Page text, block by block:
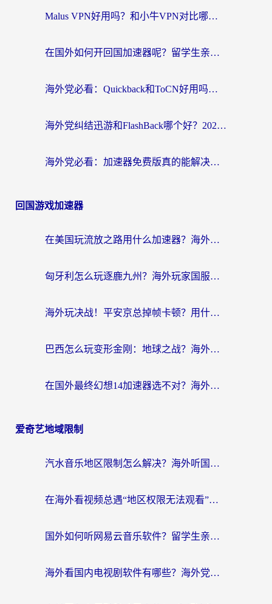
Malus VPN好用吗？和小牛VPN对比哪个回国效果更好？海外党亲测实用指南
在国外如何开回国加速器呢？留学生亲测的无缝访问国内资源指南
海外党必看：Quickback和ToCN好用吗？3分钟选对回国加速器的实用指南
海外党纠结迅游和FlashBack哪个好？2026实用指南教你选对回国加速器
海外党必看：加速器免费版真的能解决回国访问难题吗？附实用选择指南
回国游戏加速器
在美国玩流放之路用什么加速器？海外党国服游戏不卡顿的终极攻略
匈牙利怎么玩逐鹿九州？海外玩家国服游戏加速器终极指南（附永劫无间荣耀新三国解决方案）
海外玩决战！平安京总掉帧卡顿？用什么加速器比较好？实测指南来了
巴西怎么玩变形金刚：地球之战？海外玩家国服游戏加速终极指南（附新诛仙延迟密室逃脱18解决办法）
在国外最终幻想14加速器选不对？海外玩家的国服游戏加速避坑指南
爱奇艺地域限制
汽水音乐地区限制怎么解决？海外听国内音乐的实用指南来了
在海外看视频总遇“地区权限无法观看”？这篇攻略帮你轻松解锁国内影视动漫
国外如何听网易云音乐软件？留学生亲测有效的回国加速方案
海外看国内电视剧软件有哪些？海外党专属追剧指南来了